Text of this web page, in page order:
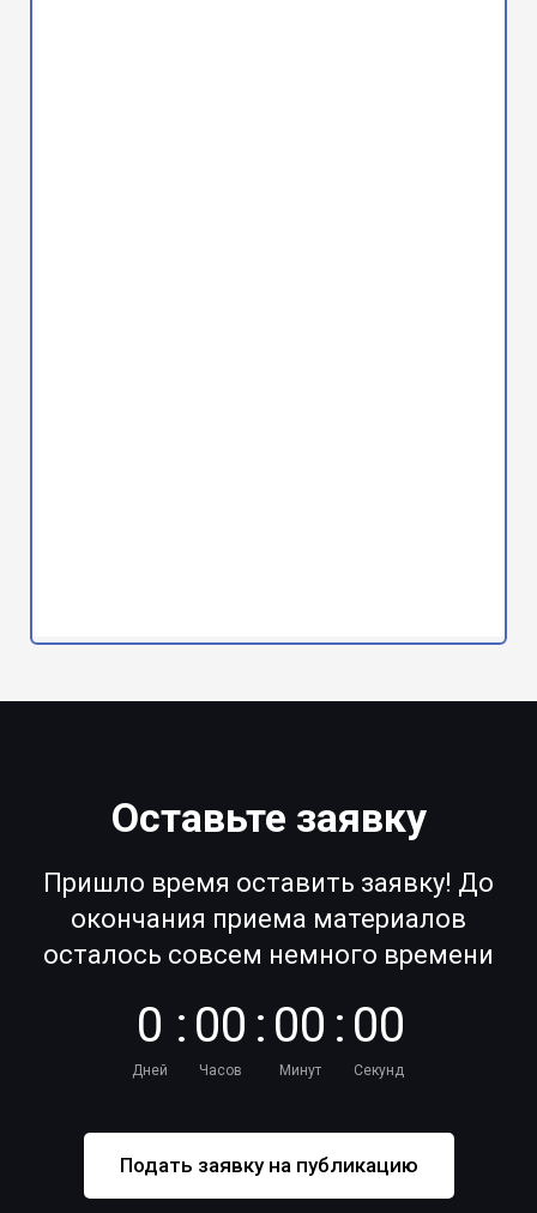
Оставьте заявку
Пришло время оставить заявку! До
окончания приема материалов
осталось совсем немного времени
0
Дней
: 00
Часов
: 00
Минут
: 00
Секунд
Подать заявку на публикацию